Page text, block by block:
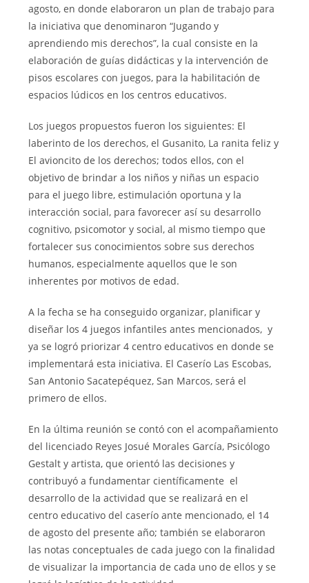
agosto, en donde elaboraron un plan de trabajo para
la iniciativa que denominaron “Jugando y
aprendiendo mis derechos”, la cual consiste en la
elaboración de guías didácticas y la intervención de
pisos escolares con juegos, para la habilitación de
espacios lúdicos en los centros educativos.
Los juegos propuestos fueron los siguientes: El
laberinto de los derechos, el Gusanito, La ranita feliz y
El avioncito de los derechos; todos ellos, con el
objetivo de brindar a los niños y niñas un espacio
para el juego libre, estimulación oportuna y la
interacción social, para favorecer así su desarrollo
cognitivo, psicomotor y social, al mismo tiempo que
fortalecer sus conocimientos sobre sus derechos
humanos, especialmente aquellos que le son
inherentes por motivos de edad.
A la fecha se ha conseguido organizar, planificar y
diseñar los 4 juegos infantiles antes mencionados, y
ya se logró priorizar 4 centro educativos en donde se
implementará esta iniciativa. El Caserío Las Escobas,
San Antonio Sacatepéquez, San Marcos, será el
primero de ellos.
En la última reunión se contó con el acompañamiento
del licenciado Reyes Josué Morales García, Psicólogo
Gestalt y artista, que orientó las decisiones y
contribuyó a fundamentar científicamente el
desarrollo de la actividad que se realizará en el
centro educativo del caserío ante mencionado, el 14
de agosto del presente año; también se elaboraron
las notas conceptuales de cada juego con la finalidad
de visualizar la importancia de cada uno de ellos y se